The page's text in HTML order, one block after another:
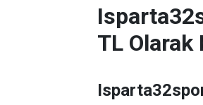
TL Olarak